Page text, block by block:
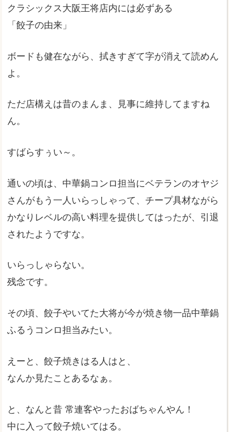
クラシックス大阪王将店内には必ずある
「餃子の由来」
ボードも健在ながら、拭きすぎて字が消えて読めん
よ。
ただ店構えは昔のまんま、見事に維持してますね
ん。
すばらすぅい～。
通いの頃は、中華鍋コンロ担当にベテランのオヤジ
さんがもう一人いらっしゃって、チープ具材ながら
かなりレベルの高い料理を提供してはったが、引退
されたようですな。
いらっしゃらない。
残念です。
その頃、餃子やいてた大将が今が焼き物一品中華鍋
ふるうコンロ担当みたい。
えーと、餃子焼きはる人はと、
なんか見たことあるなぁ。
と、なんと昔 常連客やったおばちゃんやん！
中に入って餃子焼いてはる。